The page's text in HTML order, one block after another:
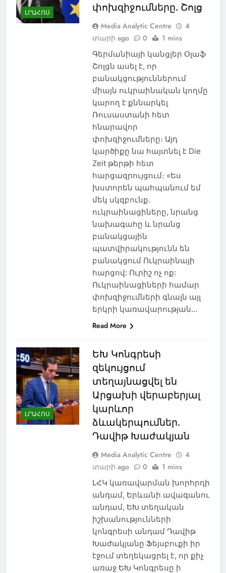
ԼՐԱՀՈՍ
փոխզիջումները. Շոլց
Media Analytic Centre
4
տարի ago
0 1 mins
Գերմանիայի կանցլեր Օլաֆ
Շոլցն ասել է, որ
բանակցություններում
միայն ուկրաինական կողմը
կարող է քննարկել
Ռուսաստանի հետ
հնարավոր
փոխզիջումները։ Այդ
կարծիքը նա հայտնել է Die
Zeit թերթի հետ
հարցազրույցում։ «Ես
խստորեն պահպանում եմ
մեկ սկզբունք.
ուկրաինացիները, նրանց
նախագահը և նրանց
բանակցային
պատվիրակությունն են
բանակցում Ուկրաինայի
հարցով: Ուրիշ ոչ ոք:
Ուկրաինացիների համար
փոխզիջումների գնալն այլ
երկրի կառավարության…
Read More
ԼՐԱՀՈՍ
ԵԽ Կոնգրեսի
զեկույցում
տեղայնացվել են
Արցախի վերաբերյալ
կարևոր
ձևակերպումներ.
Դավիթ Խաժակյան
Media Analytic Centre
4
տարի ago
0 1 mins
ԼՀԿ կառավարման խորհրդի
անդամ, Երևանի ավագանու
անդամ, ԵԽ տեղական
իշխանությունների
կոնգրեսի անդամ Դավիթ
Խաժակյանը Ֆեյսբուքի իր
էջում տեղեկացրել է, որ քիչ
առաջ ԵԽ Կոնգրեսը ի